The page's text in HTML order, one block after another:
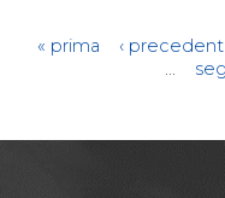
« prima ‹
…